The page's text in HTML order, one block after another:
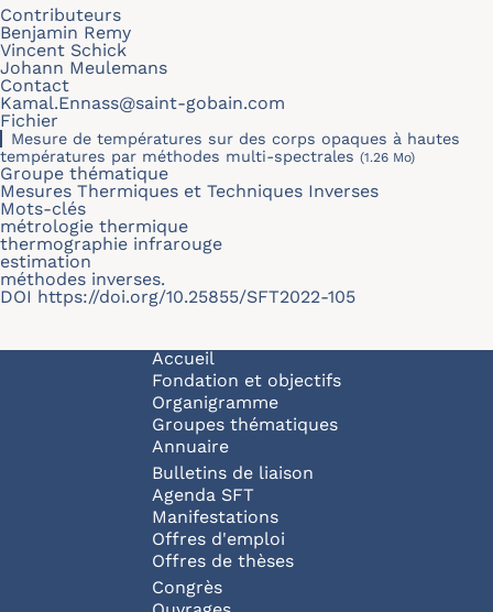
Contributeurs
Benjamin Remy
Vincent Schick
Johann Meulemans
Contact
Kamal.Ennass@saint-gobain.com
Fichier
Mesure de températures sur des corps opaques à hautes
températures par méthodes multi-spectrales (1.26 Mo)
Groupe thématique
Mesures Thermiques et Techniques Inverses
Mots-clés
métrologie thermique
thermographie infrarouge
estimation
méthodes inverses.
DOI https://doi.org/10.25855/SFT2022-105
Navigation principale
Accueil
Fondation et objectifs
Organigramme
Groupes thématiques
Annuaire
Bulletins de liaison
Agenda SFT
Manifestations
Offres d'emploi
Offres de thèses
Congrès